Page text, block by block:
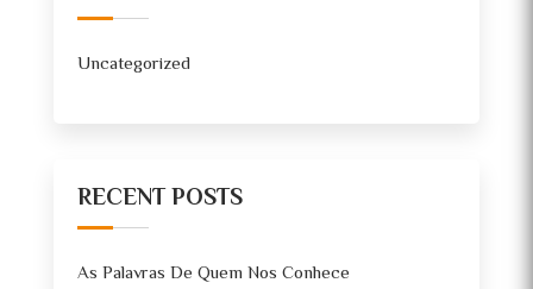
Uncategorized
RECENT POSTS
As Palavras De Quem Nos Conhece